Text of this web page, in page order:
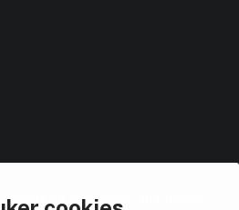
poeng og eksklusive rabattkoder.